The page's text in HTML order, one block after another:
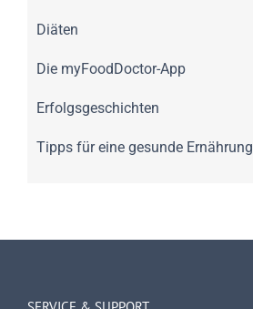
Diäten
Die myFoodDoctor-App
Erfolgsgeschichten
Tipps für eine gesunde Ernährung